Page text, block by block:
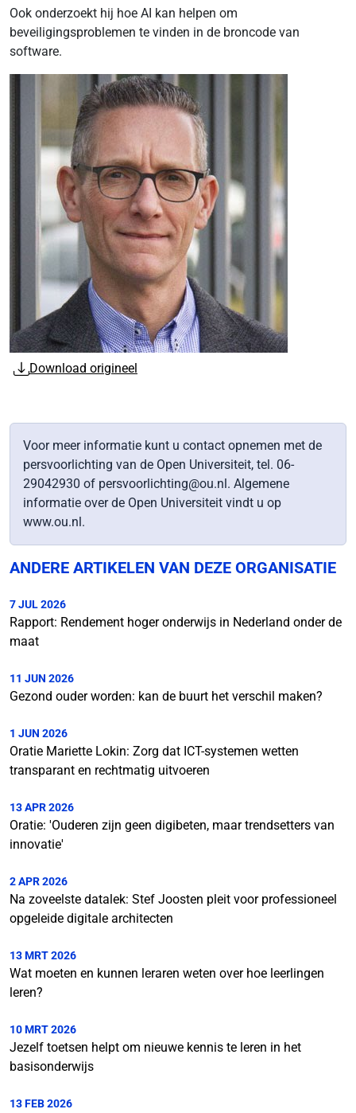
Ook onderzoekt hij hoe AI kan helpen om
beveiligingsproblemen te vinden in de broncode van
software.
Download origineel
Voor meer informatie kunt u contact opnemen met de
persvoorlichting van de Open Universiteit, tel. 06-
29042930 of persvoorlichting@ou.nl. Algemene
informatie over de Open Universiteit vindt u op
www.ou.nl.
ANDERE ARTIKELEN VAN DEZE ORGANISATIE
7 JUL 2026
Rapport: Rendement hoger onderwijs in Nederland onder de
maat
11 JUN 2026
Gezond ouder worden: kan de buurt het verschil maken?
1 JUN 2026
Oratie Mariette Lokin: Zorg dat ICT-systemen wetten
transparant en rechtmatig uitvoeren
13 APR 2026
Oratie: 'Ouderen zijn geen digibeten, maar trendsetters van
innovatie'
2 APR 2026
Na zoveelste datalek: Stef Joosten pleit voor professioneel
opgeleide digitale architecten
13 MRT 2026
Wat moeten en kunnen leraren weten over hoe leerlingen
leren?
10 MRT 2026
Jezelf toetsen helpt om nieuwe kennis te leren in het
basisonderwijs
13 FEB 2026